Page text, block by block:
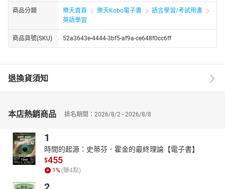
流行最前線：無人機送餐的時代來臨
悠遊文化：世界各地的父親節
一本好書：星星滿口袋
ABC長知識：信封理財法
全民英檢初級閱讀模擬試題
商品分類 樂天首頁 樂天Kobo電子書
語言學習/考試用書
英語學習
商品貨號(SKU) 52a3643e-4444-3bf5-af9a-ce648f0cc6ff
退換貨須知
本店熱銷商品 排名期間：2026/8/2 - 2026/8/8
1
時間的起源：史蒂芬．霍金的最終理論【電子書】
$455
1 % (賺4點)